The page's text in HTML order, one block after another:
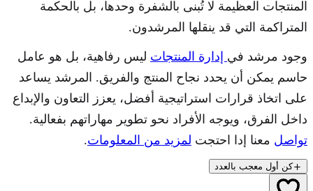
المنتجات العظيمة لا تُبنى بالشفرة وحدها، بل بالحكمة
المتراكمة التي قد ينقلها المرشدون.
وجود مرشد في إدارة المنتجات ليس رفاهية، بل هو عامل
حاسم يمكن أن يحدد نجاح المنتج والفريق. المرشد يساعد
على اتخاذ قرارات استراتيجية أفضل، يعزز التعاون والإبداع
داخل الفرق، ويوجه الأفراد نحو تطوير مهاراتهم بفعالية.
تواصل معنا إدا احتجت لمزيد من المعلومات.
كن أول معجب بالعدد